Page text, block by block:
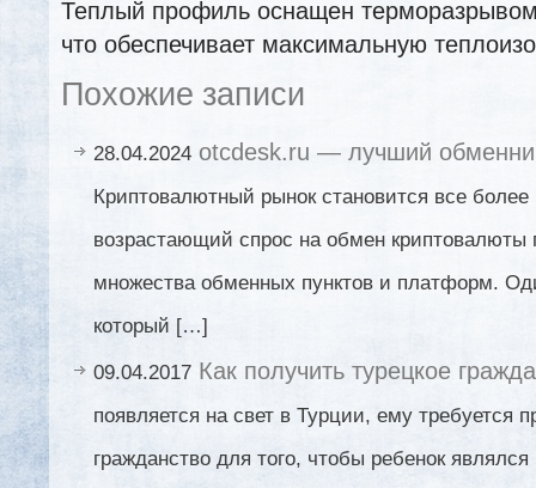
Теплый профиль оснащен
что обеспечивает максимальную
Похожие записи
28.04.2024 otcdesk.ru — лучший
Криптовалютный рынок становится все
возрастающий спрос на обмен криптовалюты
множества обменных пунктов и платформ.
который […]
09.04.2017 Как получить турецкое
появляется на свет в Турции, ему требуется
гражданство для того, чтобы ребенок